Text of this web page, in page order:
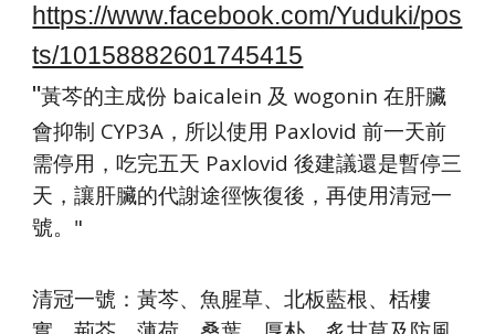
https://www.facebook.com/Yuduki/pos
ts/10158882601745415
"黃芩的主成份 baicalein 及 wogonin 在肝臟
會抑制 CYP3A，所以使用 Paxlovid 前一天前
需停用，吃完五天 Paxlovid 後建議還是暫停三
天，讓肝臟的代謝途徑恢復後，再使用清冠一
號。"
清冠一號：黃芩、魚腥草、北板藍根、栝樓